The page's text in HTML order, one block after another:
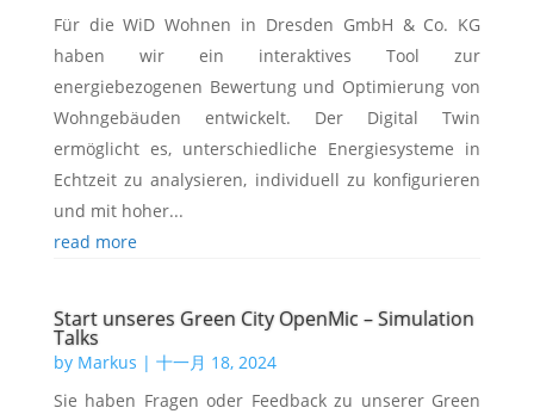
Für die WiD Wohnen in Dresden GmbH & Co. KG
haben wir ein interaktives Tool zur
energiebezogenen Bewertung und Optimierung von
Wohngebäuden entwickelt. Der Digital Twin
ermöglicht es, unterschiedliche Energiesysteme in
Echtzeit zu analysieren, individuell zu konfigurieren
und mit hoher...
read more
Start unseres Green City OpenMic – Simulation
Talks
by Markus | 十一月 18, 2024
Sie haben Fragen oder Feedback zu unserer Green